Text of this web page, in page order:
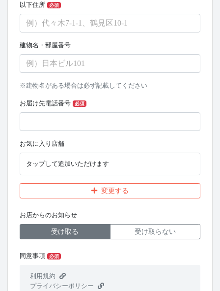
以下住所 必須
建物名・部屋番号
※建物名がある場合は必ず記載してください
お届け先電話番号 必須
お気に入り店舗
タップして追加いただけます
変更する
お店からのお知らせ
受け取る 受け取らない
同意事項 必須
利用規約
プライバシーポリシー